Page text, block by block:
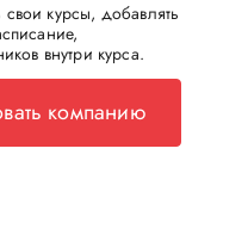
курсы, добавлять
внутри курса.
компанию